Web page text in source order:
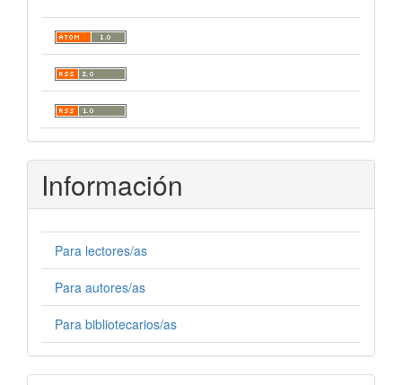
Información
Para lectores/as
Para autores/as
Para bibliotecarios/as